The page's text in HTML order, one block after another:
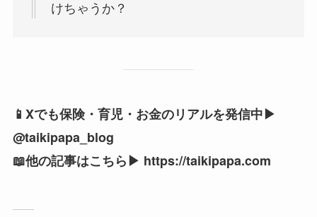
けちゃうか？
📱Xでも保険・育児・お金のリアルを発信中▶
@taikipapa_blog
📖他の記事はこちら▶ https://taikipapa.com